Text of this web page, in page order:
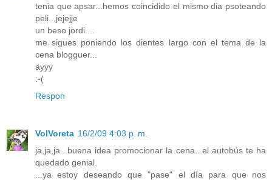
tenia que apsar...hemos coincidido el mismo dia psoteando
peli...jejejje
un beso jordi....
me sigues poniendo los dientes largo con el tema de la
cena blogguer...
ayyy
:-(
Respon
VolVoreta 16/2/09 4:03 p. m.
ja,ja,ja...buena idea promocionar la cena...el autobús te ha
quedado genial.
...ya estoy deseando que "pase" el día para que nos